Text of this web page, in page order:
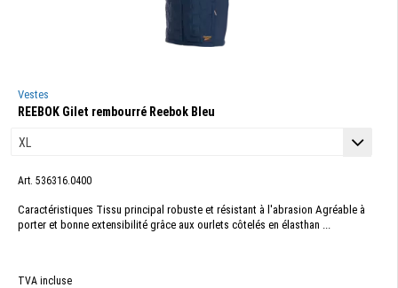
Vestes
REEBOK Gilet rembourré Reebok Bleu
Art. 536316.0400
Caractéristiques Tissu principal robuste et résistant à l'abrasion Agréable à
porter et bonne extensibilité grâce aux ourlets côtelés en élasthan ...
TVA incluse